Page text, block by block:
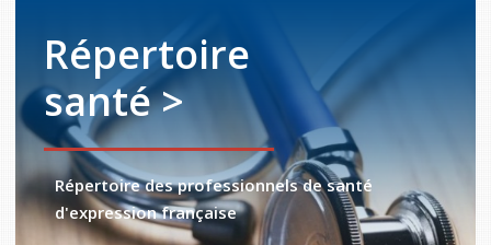
Répertoire
santé >
Répertoire des professionnels de santé
d'expression française